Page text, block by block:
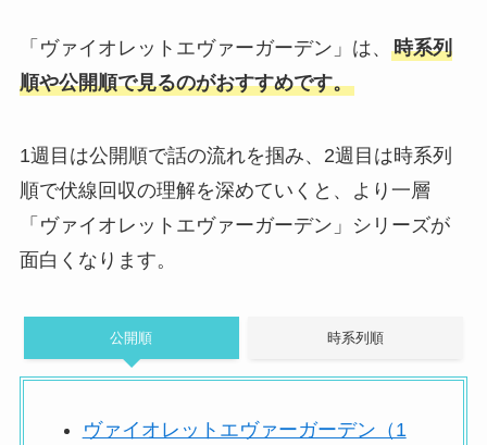
「ヴァイオレットエヴァーガーデン」は、 時系列
順や公開順で見るのがおすすめです。
1週目は公開順で話の流れを掴み、2週目は時系列
順で伏線回収の理解を深めていくと、より一層
「ヴァイオレットエヴァーガーデン」シリーズが
面白くなります。
公開順 時系列順
ヴァイオレットエヴァーガーデン（1